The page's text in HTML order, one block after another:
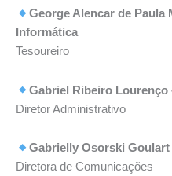
George Alencar de Paula
Informática
Tesoureiro
Gabriel Ribeiro Lourenço
Diretor Administrativo
Gabrielly Osorski Goulart
Diretora de Comunicações